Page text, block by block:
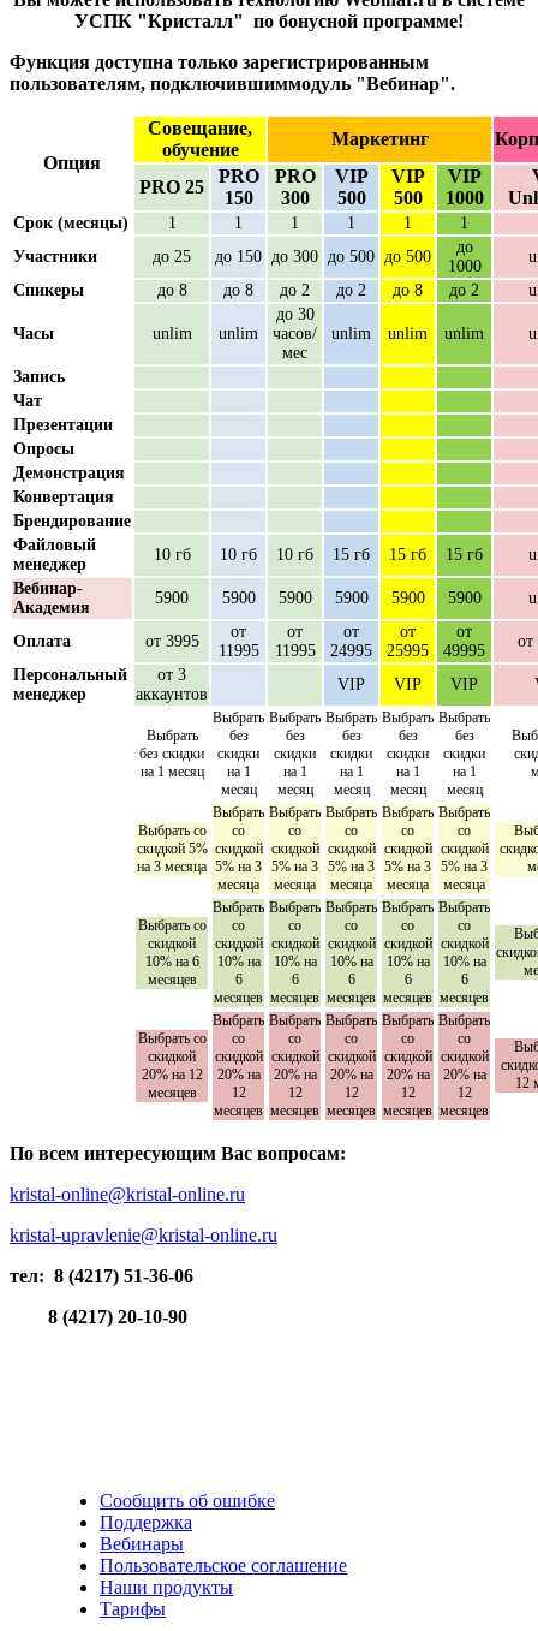
УСПК "Кристалл" по бонусной программе!
Функция доступна только зарегистрированным
пользователям, подключившиммодуль "Вебинар".
Опция
Совещание,
обучение
Маркетинг
PRO 25
PRO
150
PRO
300
VIP
500
VIP
500
VIP
1000
Срок (месяцы) 1 1 1 1 1
1
Участники
до 25 до 150 до 300 до 500 до 500
до
1000
Спикеры
до 8 до 8 до 2 до 2 до 8 до 2
Часы unlim unlim
до 30
часов/
мес
unlim unlim unlim
Запись
Чат
Презентации
Опросы
Демонстрация
Конвертация
Брендирование
Файловый
менеджер
10 гб 10 гб 10 гб 15 гб 15 гб 15 гб
Вебинар-
Академия
5900 5900 5900 5900 5900 5900
Оплата от 3995
от
11995
от
11995
от
24995
от
25995
от
49995
от
Персональный
менеджер
от 3
аккаунтов
VIP VIP VIP
Выбрать
без скидки
на 1 месяц
Выбрать
без
скидки
на 1
месяц
Выбрать
без
скидки
на 1
месяц
Выбрать
без
скидки
на 1
месяц
Выбрать
без
скидки
на 1
месяц
Выбрать
без
скидки
на 1
месяц
Выбрать со
скидкой 5%
на 3 месяца
Выбрать
со
скидкой
5% на 3
месяца
Выбрать
со
скидкой
5% на 3
месяца
Выбрать
со
скидкой
5% на 3
месяца
Выбрать
со
скидкой
5% на 3
месяца
Выбрать
со
скидкой
5% на 3
месяца
Выбрать со
скидкой
10% на 6
месяцев
Выбрать
со
скидкой
10% на
6
месяцев
Выбрать
со
скидкой
10% на
6
месяцев
Выбрать
со
скидкой
10% на
6
месяцев
Выбрать
со
скидкой
10% на
6
месяцев
Выбрать
со
скидкой
10% на
6
месяцев
Выбрать со
скидкой
20% на 12
месяцев
Выбрать
со
скидкой
20% на
12
месяцев
Выбрать
со
скидкой
20% на
12
месяцев
Выбрать
со
скидкой
20% на
12
месяцев
Выбрать
со
скидкой
20% на
12
месяцев
Выбрать
со
скидкой
20% на
12
месяцев
12
По всем интересующим Вас вопросам:
kristal-online@kristal-online.ru
kristal-upravlenie@kristal-online.ru
тел: 8 (4217) 51-36-06
8 (4217) 20-10-90
Сообщить об ошибке
Поддержка
Вебинары
Пользовательское соглашение
Наши продукты
Тарифы